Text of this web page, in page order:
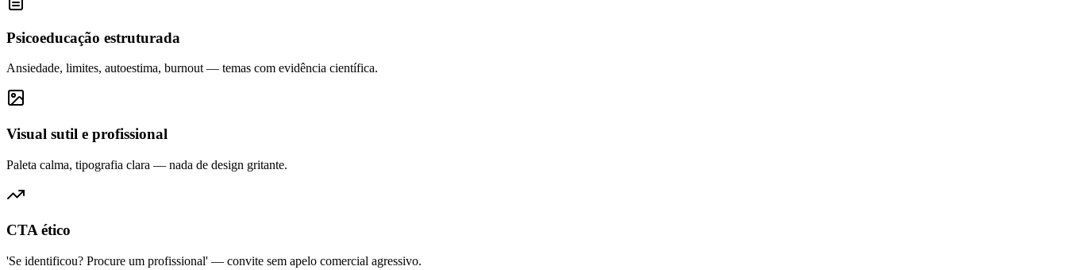
Psicoeducação estruturada
Ansiedade, limites, autoestima, burnout — temas com evidência científica.
Visual sutil e profissional
Paleta calma, tipografia clara — nada de design gritante.
CTA ético
'Se identificou? Procure um profissional' — convite sem apelo comercial agressivo.